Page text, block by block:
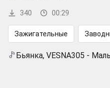
340 00:29
Зажигательные
Бьянка, VESNA305 -